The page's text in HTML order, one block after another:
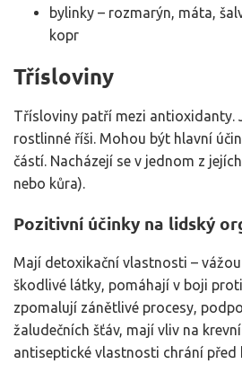
bylinky – rozmarýn, máta,
kopr
Třísloviny
Třísloviny patří mezi antioxidanty.
rostlinné říši. Mohou být hlavní
částí. Nacházejí se v jednom z
nebo kůra).
Pozitivní účinky na lidský
Mají detoxikační vlastnosti –
škodlivé látky, pomáhají v boji
zpomalují zánětlivé procesy,
žaludečních šťáv, mají vliv na
antiseptické vlastnosti chrání před